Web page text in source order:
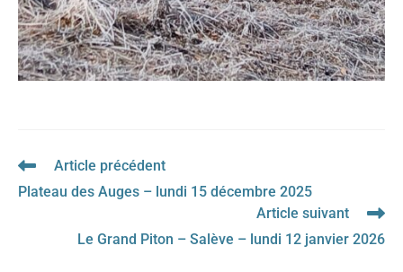
Read
articles
Article précédent
Plateau des Auges – lundi 15 décembre 2025
Article suivant
Le Grand Piton – Salève – lundi 12 janvier 2026